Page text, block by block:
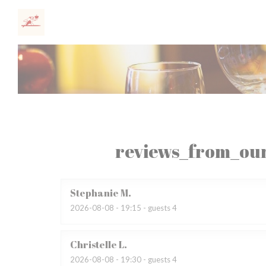
StephanieM
2026-08-08 - 19:15 - guests 4
ChristelleL
2026-08-08 - 19:30 - guests 4